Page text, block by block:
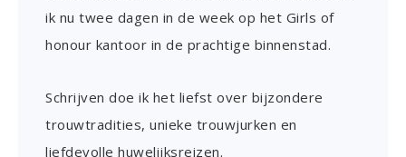
ik nu twee dagen in de week op het Girls of
honour kantoor in de prachtige binnenstad.
Schrijven doe ik het liefst over bijzondere
trouwtradities, unieke trouwjurken en
liefdevolle huwelijksreizen.